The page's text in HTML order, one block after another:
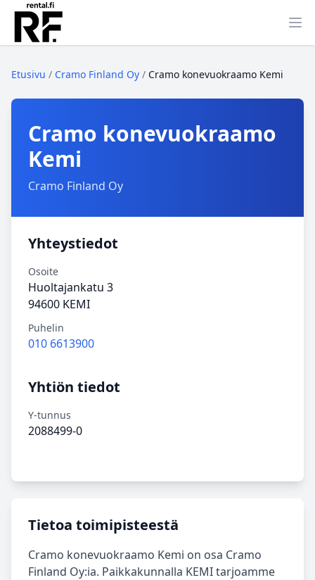
Etusivu / Cramo Finland Oy / Cramo konevuokraamo Kemi
Cramo konevuokraamo
Kemi
Cramo Finland Oy
Yhteystiedot
Osoite
Huoltajankatu 3
94600 KEMI
Puhelin
010 6613900
Yhtiön tiedot
Y-tunnus
2088499-0
Tietoa toimipisteestä
Cramo konevuokraamo Kemi on osa Cramo
Finland Oy:ia. Paikkakunnalla KEMI tarjoamme